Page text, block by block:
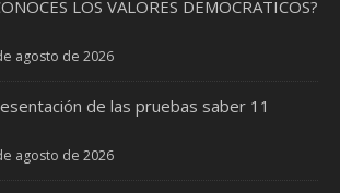
LOS VALORES DEMOCRATICOS?
agosto de 2026
de las pruebas saber 11
agosto de 2026